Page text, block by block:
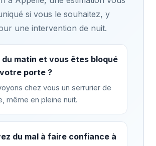
si vous le souhaitez, y
une intervention de nuit.
du matin et vous êtes bloqué
porte ?
chez vous un serrurier de
même en pleine nuit.
du mal à faire confiance à